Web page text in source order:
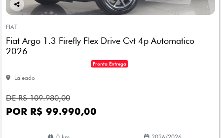
Co
arti
lhe
FIAT
Fiat Argo 1.3 Firefly Flex Drive Cvt 4p Automatico
2026
Pronta Entrega
Lajeado
DE R$ 109.980,00
POR R$ 99.990,00